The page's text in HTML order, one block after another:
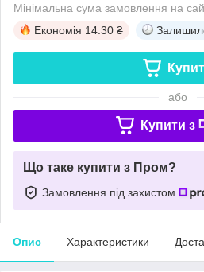
Мінімальна сума замовлення на
Економія 14.30 ₴
або
Купити з
Що таке купити з Пром?
Замовлення під захистом
Опис Характеристики